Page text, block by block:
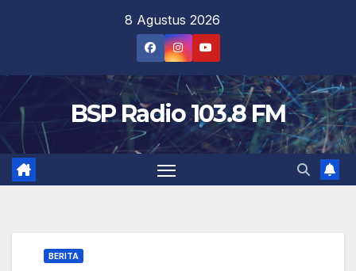
8 Agustus 2026
BSP Radio 103.8 FM
BERITA